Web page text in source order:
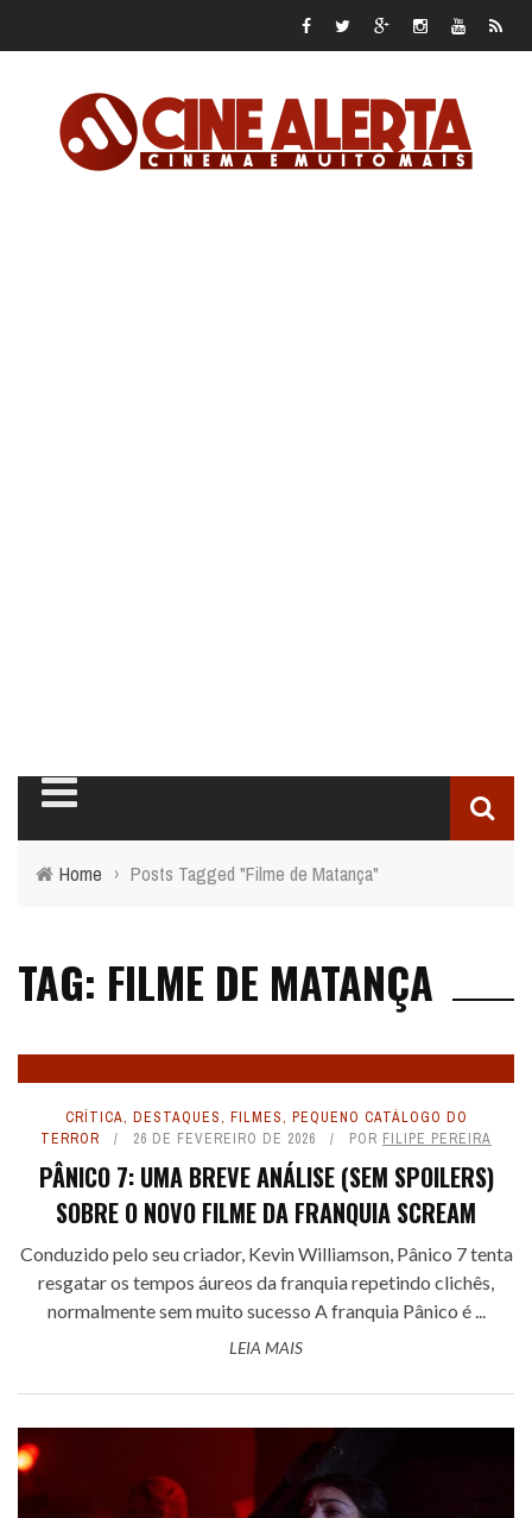
Home › Posts Tagged "Filme de Matança"
TAG: FILME DE MATANÇA
CRÍTICA, DESTAQUES, FILMES, PEQUENO CATÁLOGO DO
TERROR
26 DE FEVEREIRO DE 2026 POR FILIPE PEREIRA
PÂNICO 7: UMA BREVE ANÁLISE (SEM SPOILERS)
SOBRE O NOVO FILME DA FRANQUIA SCREAM
Conduzido pelo seu criador, Kevin Williamson, Pânico 7 tenta
resgatar os tempos áureos da franquia repetindo clichês,
normalmente sem muito sucesso A franquia Pânico é ...
LEIA MAIS